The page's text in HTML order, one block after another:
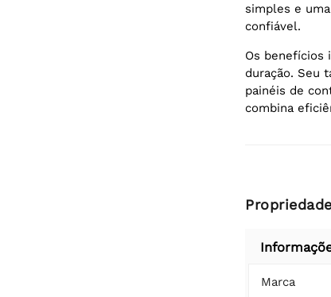
simples e
confiável.
Os benefícios
duração. Seu
painéis de
combina
Marca